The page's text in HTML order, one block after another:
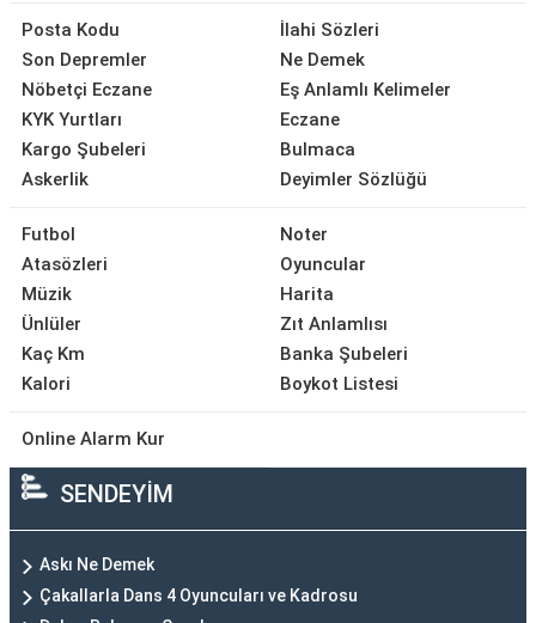
Posta Kodu
Son Depremler
Nöbetçi Eczane
KYK Yurtları
Kargo Şubeleri
Askerlik
İlahi Sözleri
Ne Demek
Eş Anlamlı Kelimeler
Eczane
Bulmaca
Deyimler Sözlüğü
Futbol
Atasözleri
Müzik
Ünlüler
Kaç Km
Kalori
Noter
Oyuncular
Harita
Zıt Anlamlısı
Banka Şubeleri
Boykot Listesi
Online Alarm Kur
SENDEYİM
Askı Ne Demek
Çakallarla Dans 4 Oyuncuları ve Kadrosu